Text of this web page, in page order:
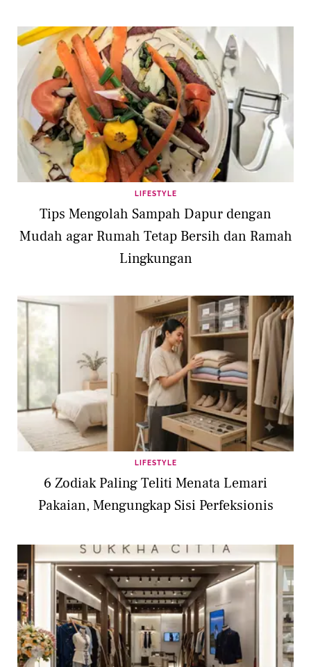
LIFESTYLE
Tips Mengolah Sampah Dapur dengan
Mudah agar Rumah Tetap Bersih dan Ramah
Lingkungan
LIFESTYLE
6 Zodiak Paling Teliti Menata Lemari
Pakaian, Mengungkap Sisi Perfeksionis